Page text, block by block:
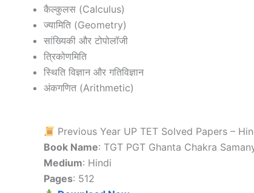
कैल्कुलस (Calculus)
ज्यामिति (Geometry)
सांख्यिकी और टोपोलॉजी
त्रिकोणमिति
स्थिति विज्ञान और गतिविज्ञान
अंकगणित (Arithmetic)
Previous Year UP TET Solved Papers –
Book Name: TGT PGT Ghanta Chakra
Medium: Hindi
Pages: 512